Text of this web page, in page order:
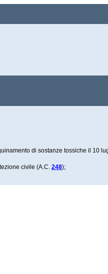
di sostanze tossiche il 10
civile (A.C. 248);